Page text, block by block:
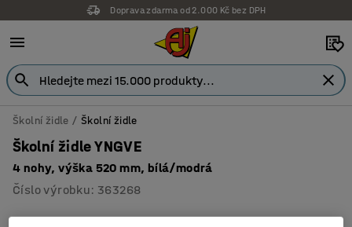
Doprava zdarma od 2.000 Kč bez DPH
Školní židle Školní židle
Školní židle YNGVE
4 nohy, výška 520 mm, bílá/modrá
Číslo výrobku: 363268